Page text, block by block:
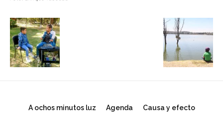
A ochos minutos luz Agenda Causa y efecto